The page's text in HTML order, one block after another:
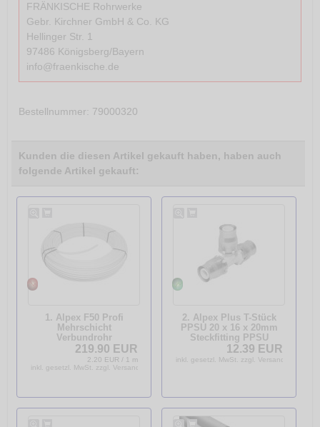
FRÄNKISCHE Rohrwerke
Gebr. Kirchner GmbH & Co. KG
Hellinger Str. 1
97486 Königsberg/Bayern
info@fraenkische.de
Bestellnummer: 79000320
Kunden die diesen Artikel gekauft haben, haben auch
folgende Artikel gekauft:
1. Alpex F50 Profi
Mehrschicht
Verbundrohr
Aluverbundrohr im
100m Ring 16x2,0
83516400
219.90 EUR
2.20 EUR / 1 m
inkl. gesetzl. MwSt. zzgl. Versandkosten
2. Alpex Plus T-Stück
PPSU 20 x 16 x 20mm
Steckfitting PPSU
88320330
12.39 EUR
inkl. gesetzl. MwSt. zzgl. Versandkosten